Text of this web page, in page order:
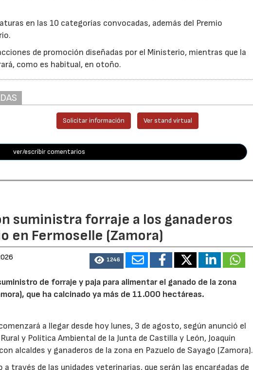
en las 10 categorías convocadas, además del Premio
de promoción diseñadas por el Ministerio, mientras que la
como es habitual, en otoño.
Solicitar información Ver stand virtual
ver/escribir comentarios
suministra forraje a los ganaderos
en Fermoselle (Zamora)
1246
de forraje y paja para alimentar el ganado de la zona
que ha calcinado ya más de 11.000 hectáreas.
a llegar desde hoy lunes, 3 de agosto, según anunció el
y Política Ambiental de la Junta de Castilla y León, Joaquín
alcaldes y ganaderos de la zona en Pazuelo de Sayago (Zamora).
a través de las unidades veterinarias, que serán las encargadas de